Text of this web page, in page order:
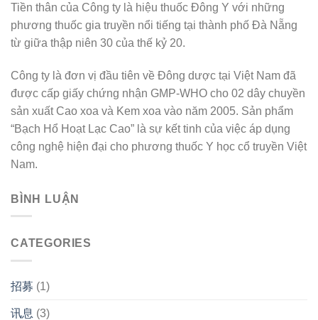
Tiền thân của Công ty là hiệu thuốc Đông Y với những
phương thuốc gia truyền nổi tiếng tại thành phố Đà Nẵng
từ giữa thập niên 30 của thế kỷ 20.
Công ty là đơn vị đầu tiên về Đông dược tại Việt Nam đã
được cấp giấy chứng nhận GMP-WHO cho 02 dây chuyền
sản xuất Cao xoa và Kem xoa vào năm 2005. Sản phẩm
“Bạch Hổ Hoạt Lạc Cao” là sự kết tinh của việc áp dụng
công nghệ hiện đại cho phương thuốc Y học cổ truyền Việt
Nam.
BÌNH LUẬN
CATEGORIES
招募 (1)
讯息 (3)